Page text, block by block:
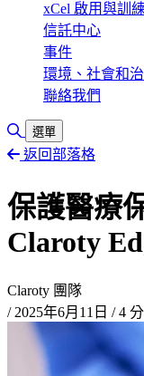
xCel 啟用與訓
信託中心
事件
環境、社會和
聯絡我們
切換搜尋
選單
返回部落格
保護醫療
Claroty
Claroty 團隊
/ 2025年6月11日 /4